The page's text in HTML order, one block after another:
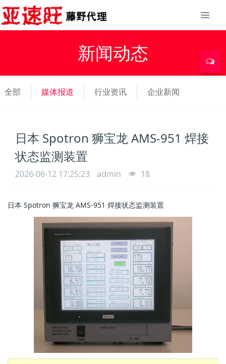
新闻动态
全部 媒体报道 行业资讯 企业新闻
日本 Spotron 狮宝龙 AMS-951 焊接
状态监测装置
2026-06-12 17:25:23 admin 18
日本 Spotron 狮宝龙 AMS-951 焊接状态监测装置